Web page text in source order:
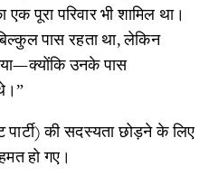
पूरा परिवार भी शामिल था।
पास रहता था, लेकिन
उनके पास
पार्टी) की सदस्यता छोड़ने के लिए
हो गए।